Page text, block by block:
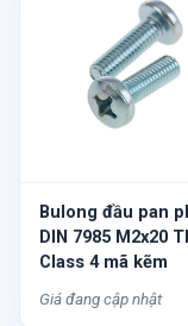
Bulong đầu pan
DIN 7985 M2x20
Class 4 mã kẽm
Giá đang cập nhật